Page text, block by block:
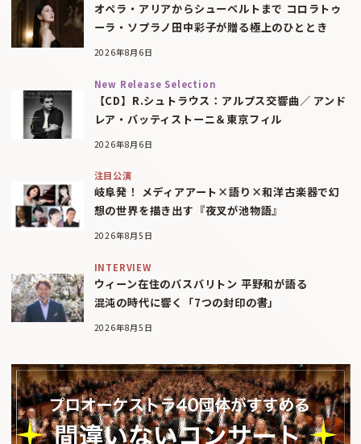
オペラ・アリアからシューベルトまで コロラトゥ
ーラ・ソプラノ田中彩子が贈る極上のひととき
2026年8月6日
New Release Selection
【CD】R.シュトラウス：アルプス交響曲／ アンド
レア・バッティストーニ＆東京フィル
2026年8月6日
注目公演
岐阜発！ メディアアート×語り×和洋古楽器で幻
想の世界を描き出す『夜叉が池物語』
2026年8月5日
INTERVIEW
ウィーン在住のバスバリトン 平野和が語る
混沌の時代に響く「7つの封印の書」
2026年8月5日